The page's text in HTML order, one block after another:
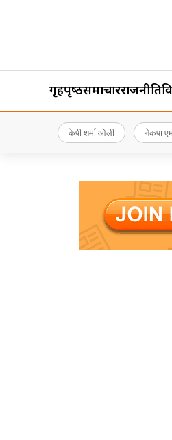
गृहपृष्‍ठसमाचारराजनीति
केपी शर्मा ओली नेकपा